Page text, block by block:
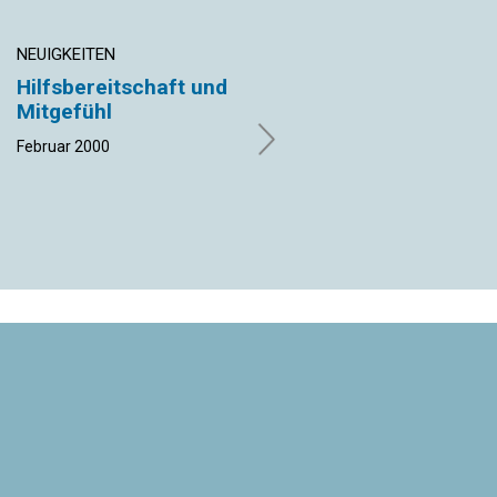
NEUIGKEITEN
Hilfsbereitschaft und
Mitgefühl
Februar 2000
hinaushebt